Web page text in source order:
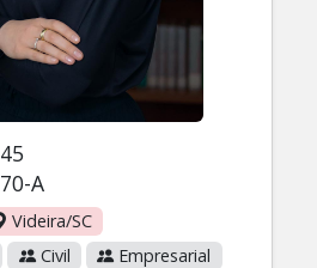
A
Videira/SC
Civil Empresarial